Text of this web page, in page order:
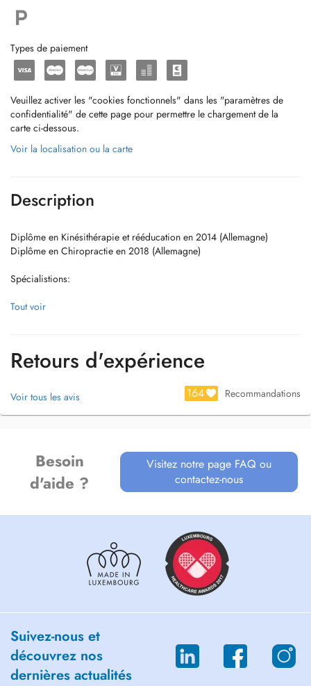
Types de paiement
Veuillez activer les "cookies fonctionnels" dans les "paramètres de
confidentialité" de cette page pour permettre le chargement de la
carte ci-dessous.
Voir la localisation ou la carte
Description
Diplôme en Kinésithérapie et rééducation en 2014 (Allemagne)
Diplôme en Chiropractie en 2018 (Allemagne)
Spécialistions:
Kinésithérapie post-traumatique (accident etc.)
Rééducation vestibulaire
Expérience avec Personnes handicapées
Tout voir
Retours d'expérience
Voir tous les avis 164 Recommandations
Besoin
d'aide ?
Visitez notre page FAQ ou
contactez-nous
Suivez-nous et
découvrez nos
dernières actualités